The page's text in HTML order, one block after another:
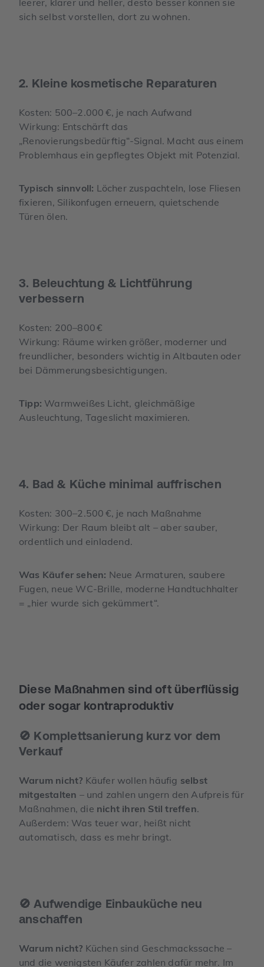
sich selbst vorstellen, dort zu wohnen.
2. Kleine kosmetische Reparaturen
Kosten: 500–2.000 €, je nach Aufwand
Wirkung: Entschärft das
„Renovierungsbedürftig“-Signal. Macht aus einem
Problemhaus ein gepflegtes Objekt mit Potenzial.
Typisch sinnvoll: Löcher zuspachteln, lose Fliesen
fixieren, Silikonfugen erneuern, quietschende
Türen ölen.
3. Beleuchtung & Lichtführung
verbessern
Kosten: 200–800 €
Wirkung: Räume wirken größer, moderner und
freundlicher, besonders wichtig in Altbauten oder
bei Dämmerungsbesichtigungen.
Tipp: Warmweißes Licht, gleichmäßige
Ausleuchtung, Tageslicht maximieren.
4. Bad & Küche minimal auffrischen
Kosten: 300–2.500 €, je nach Maßnahme
Wirkung: Der Raum bleibt alt – aber sauber,
ordentlich und einladend.
Was Käufer sehen: Neue Armaturen, saubere
Fugen, neue WC-Brille, moderne Handtuchhalter
= „hier wurde sich gekümmert“.
Diese Maßnahmen sind oft überflüssig
oder sogar kontraproduktiv
🚫 Komplettsanierung kurz vor dem
Verkauf
Warum nicht? Käufer wollen häufig selbst
mitgestalten – und zahlen ungern den Aufpreis für
Maßnahmen, die nicht ihren Stil treffen.
Außerdem: Was teuer war, heißt nicht
automatisch, dass es mehr bringt.
🚫 Aufwendige Einbauküche neu
anschaffen
Warum nicht? Küchen sind Geschmackssache –
und die wenigsten Käufer zahlen dafür mehr. Im